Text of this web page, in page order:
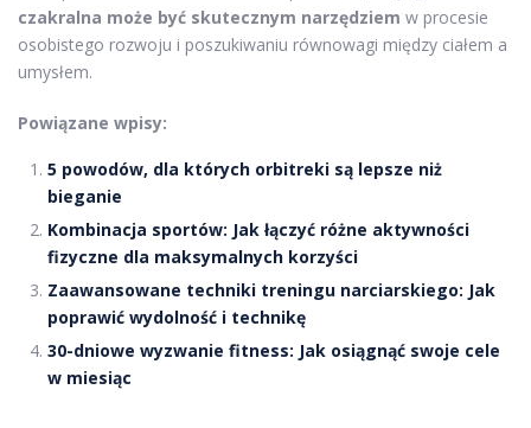
czakralna może być skutecznym narzędziem w procesie
osobistego rozwoju i poszukiwaniu równowagi między ciałem a
umysłem.
Powiązane wpisy:
5 powodów, dla których orbitreki są lepsze niż
bieganie
Kombinacja sportów: Jak łączyć różne aktywności
fizyczne dla maksymalnych korzyści
Zaawansowane techniki treningu narciarskiego: Jak
poprawić wydolność i technikę
30-dniowe wyzwanie fitness: Jak osiągnąć swoje cele
w miesiąc